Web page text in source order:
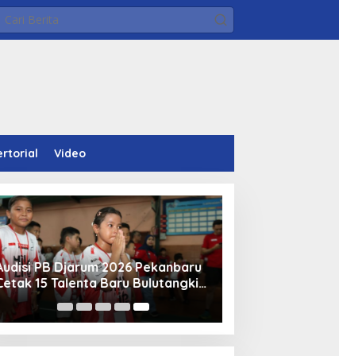
Video
PB Djarum 2026 Pekanbaru
15 Talenta Baru Bulutangkis
Indonesia